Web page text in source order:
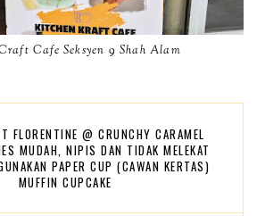
Cafe Seksyen 9 Shah Alam
FLORENTINE @ CRUNCHY CARAMEL
MUDAH, NIPIS DAN TIDAK MELEKAT
PAPER CUP (CAWAN KERTAS)
MUFFIN CUPCAKE